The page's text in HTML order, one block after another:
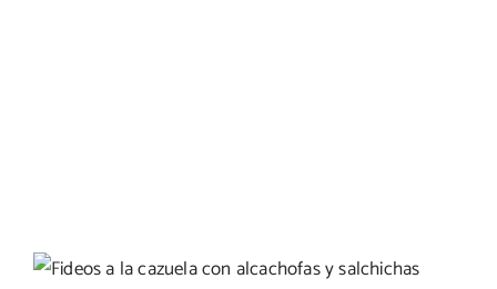
Fideos a la cazuela con salchichas